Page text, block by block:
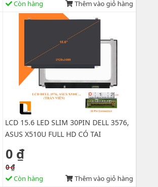
Còn hàng
Thêm vào giỏ hàng
LCD 15.6 LED SLIM 30PIN DELL 3576,
ASUS X510U FULL HD CÓ TAI
0 ₫
0 ₫
Còn hàng
Thêm vào giỏ hàng